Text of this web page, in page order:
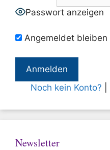
Passwort anzeigen
Angemeldet bleiben
Noch kein Konto?
Newsletter